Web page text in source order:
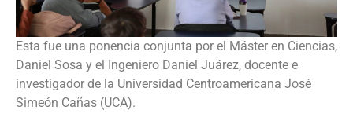
Esta fue una ponencia conjunta por el Máster en Ciencias,
Daniel Sosa y el Ingeniero Daniel Juárez, docente e
investigador de la Universidad Centroamericana José
Simeón Cañas (UCA).